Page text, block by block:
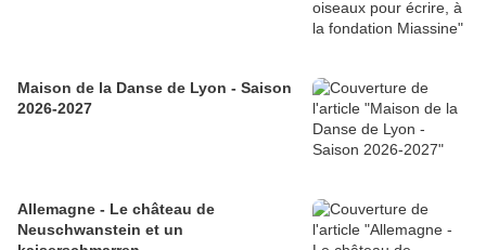
Maison de la Danse de Lyon - Saison
2026-2027
Allemagne - Le château de
Neuschwanstein et un